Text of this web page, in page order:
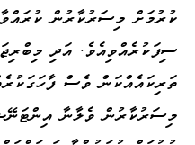
ކުރުމަށް މިސަރުކާރުން
ސިފަކުރެއްވިއެވެ. އަދި
ތަރިކައެއްކަން ވެސް
މިސަރުކާރުން ވެލާނާ